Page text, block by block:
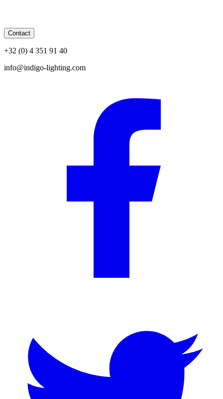
Contact
+32 (0) 4 351 91 40
info@indigo-lighting.com